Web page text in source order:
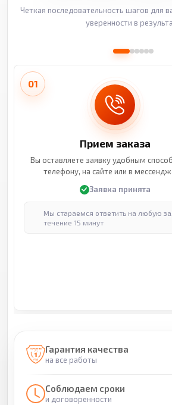
Четкая последовательность шагов для
уверенности в
01
Прием заказа
Вы оставляете заявку удобным
телефону, на сайте или в
Заявка принята
Мы стараемся ответить на любую
течение 15 минут
Гарантия качества
на все работы
Соблюдаем сроки
и договоренности